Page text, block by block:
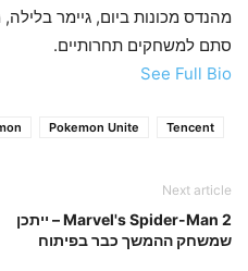
מהנדס מכונות ביום, גיימר
סתם למשחקים תחרותיים.
See Full Bio
Pokemon Unite Tencent
Next article
Marvel's Spider-Man 2 – ייתכן
שמשחק ההמשך כבר בפיתוח